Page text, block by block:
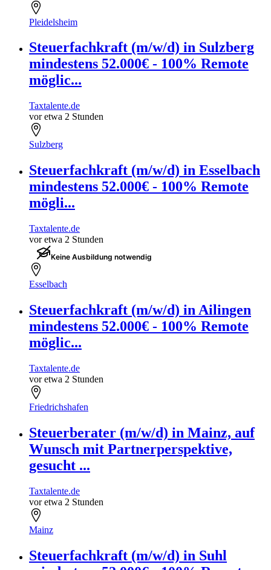
Pleidelsheim
Steuerfachkraft (m/w/d) in Sulzberg
mindestens 52.000€ - 100% Remote
möglic...
Taxtalente.de
vor etwa 2 Stunden
Sulzberg
Steuerfachkraft (m/w/d) in Esselbach
mindestens 52.000€ - 100% Remote
mögli...
Taxtalente.de
vor etwa 2 Stunden
Keine Ausbildung notwendig
Esselbach
Steuerfachkraft (m/w/d) in Ailingen
mindestens 52.000€ - 100% Remote
möglic...
Taxtalente.de
vor etwa 2 Stunden
Friedrichshafen
Steuerberater (m/w/d) in Mainz, auf
Wunsch mit Partnerperspektive,
gesucht ...
Taxtalente.de
vor etwa 2 Stunden
Mainz
Steuerfachkraft (m/w/d) in Suhl